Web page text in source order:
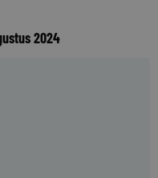
2024